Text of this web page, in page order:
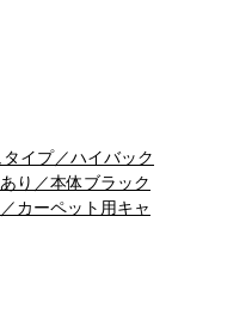
イプ／ハイバック
り／本体ブラック
カーペット用キャ